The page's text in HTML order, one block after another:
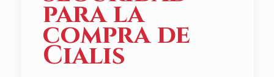
para la
compra de
Cialis